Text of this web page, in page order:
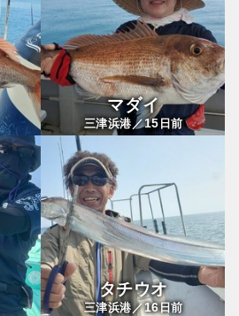
マダイ
三津浜港／15 日前
タチウオ
三津浜港／16日前